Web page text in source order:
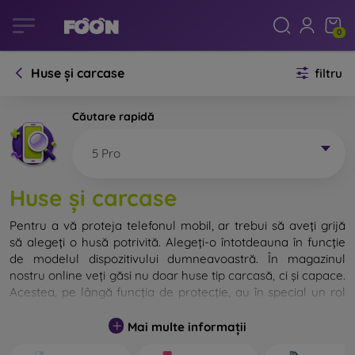
0
Huse și carcase filtru
Căutare rapidă
5 Pro
Huse și carcase
Pentru a vă proteja telefonul mobil, ar trebui să aveți grijă
să alegeți o husă potrivită. Alegeți-o întotdeauna în funcție
de modelul dispozitivului dumneavoastră. În magazinul
nostru online veți găsi nu doar huse tip carcasă, ci și capace.
Acestea, pe lângă funcția de protecție, au în special un rol
Capacul pentru telefon poate fi numit și capac posterior.
Mai multe informații